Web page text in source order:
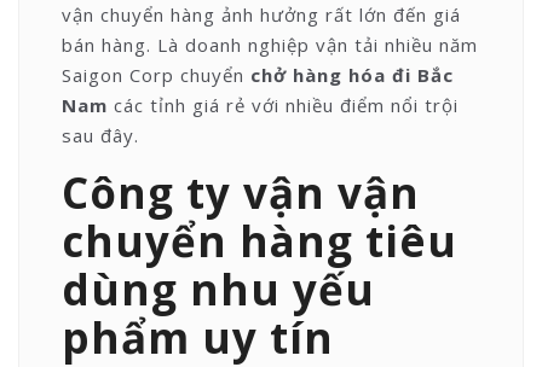
vận chuyển hàng ảnh hưởng rất lớn đến giá
bán hàng. Là doanh nghiệp vận tải nhiều năm
Saigon Corp chuyển chở hàng hóa đi Bắc
Nam các tỉnh giá rẻ với nhiều điểm nổi trội
sau đây.
Công ty vận vận
chuyển hàng tiêu
dùng nhu yếu
phẩm uy tín